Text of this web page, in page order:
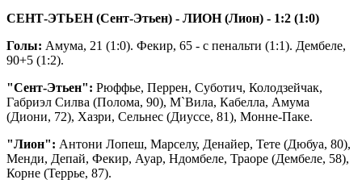
СЕНТ-ЭТЬЕН (Сент-Этьен) - ЛИОН (Лион) - 1:2 (1:0)
Голы: Амума, 21 (1:0). Фекир, 65 - с пенальти (1:1). Дембеле,
90+5 (1:2).
"Сент-Этьен": Рюффье, Перрен, Суботич, Колодзейчак,
Габриэл Силва (Полома, 90), М`Вила, Кабелла, Амума
(Диони, 72), Хазри, Сельнес (Диуссе, 81), Монне-Паке.
"Лион": Антони Лопеш, Марселу, Денайер, Тете (Дюбуа, 80),
Менди, Депай, Фекир, Ауар, Ндомбеле, Траоре (Дембеле, 58),
Корне (Террье, 87).